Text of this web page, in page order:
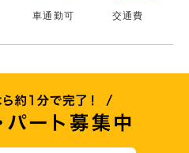
車通勤可 交通費